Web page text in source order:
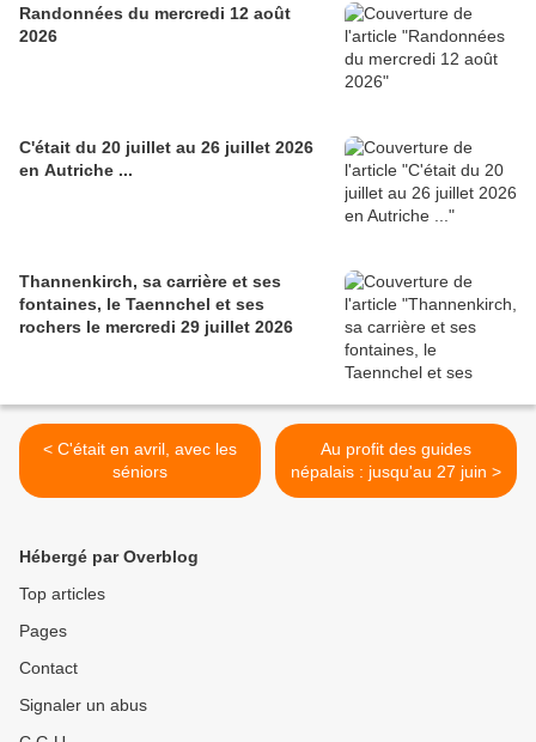
Randonnées du mercredi 12 août
2026
C'était du 20 juillet au 26 juillet 2026
en Autriche ...
Thannenkirch, sa carrière et ses
fontaines, le Taennchel et ses
rochers le mercredi 29 juillet 2026
< C'était en avril, avec les
séniors
Au profit des guides
népalais : jusqu'au 27 juin >
Hébergé par Overblog
Top articles
Pages
Contact
Signaler un abus